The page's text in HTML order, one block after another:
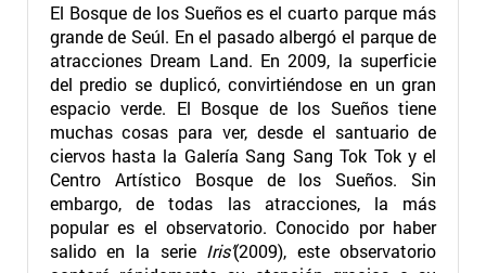
El Bosque de los Sueños es el cuarto parque más
grande de Seúl. En el pasado albergó el parque de
atracciones Dream Land. En 2009, la superficie
del predio se duplicó, convirtiéndose en un gran
espacio verde. El Bosque de los Sueños tiene
muchas cosas para ver, desde el santuario de
ciervos hasta la Galería Sang Sang Tok Tok y el
Centro Artístico Bosque de los Sueños. Sin
embargo, de todas las atracciones, la más
popular es el observatorio. Conocido por haber
salido en la serie Iris’(2009), este observatorio